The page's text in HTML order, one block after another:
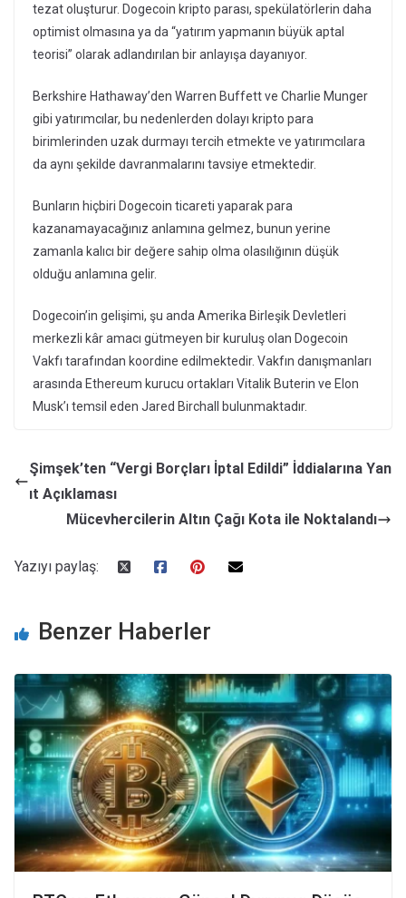
tezat oluşturur. Dogecoin kripto parası, spekülatörlerin daha
optimist olmasına ya da “yatırım yapmanın büyük aptal
teorisi” olarak adlandırılan bir anlayışa dayanıyor.
Berkshire Hathaway’den Warren Buffett ve Charlie Munger
gibi yatırımcılar, bu nedenlerden dolayı kripto para
birimlerinden uzak durmayı tercih etmekte ve yatırımcılara
da aynı şekilde davranmalarını tavsiye etmektedir.
Bunların hiçbiri Dogecoin ticareti yaparak para
kazanamayacağınız anlamına gelmez, bunun yerine
zamanla kalıcı bir değere sahip olma olasılığının düşük
olduğu anlamına gelir.
Dogecoin’in gelişimi, şu anda Amerika Birleşik Devletleri
merkezli kâr amacı gütmeyen bir kuruluş olan Dogecoin
Vakfı tarafından koordine edilmektedir. Vakfın danışmanları
arasında Ethereum kurucu ortakları Vitalik Buterin ve Elon
Musk’ı temsil eden Jared Birchall bulunmaktadır.
Şimşek’ten “Vergi Borçları İptal Edildi” İddialarına Yan
ıt Açıklaması
Mücevhercilerin Altın Çağı Kota ile Noktalandı
Yazıyı paylaş:
Benzer Haberler